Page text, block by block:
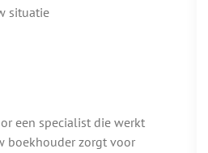
situatie
een specialist die werkt
boekhouder zorgt voor